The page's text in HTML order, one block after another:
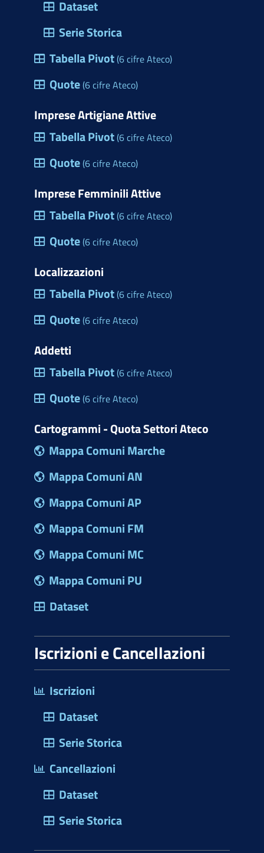
Dataset
Serie Storica
Tabella Pivot(6 cifre Ateco)
Quote(6 cifre Ateco)
Imprese Artigiane Attive
Tabella Pivot(6 cifre Ateco)
Quote(6 cifre Ateco)
Imprese Femminili Attive
Tabella Pivot(6 cifre Ateco)
Quote(6 cifre Ateco)
Localizzazioni
Tabella Pivot(6 cifre Ateco)
Quote(6 cifre Ateco)
Addetti
Tabella Pivot(6 cifre Ateco)
Quote(6 cifre Ateco)
Cartogrammi - Quota Settori Ateco
Mappa Comuni Marche
Mappa Comuni AN
Mappa Comuni AP
Mappa Comuni FM
Mappa Comuni MC
Mappa Comuni PU
Dataset
Iscrizioni e Cancellazioni
Iscrizioni
Dataset
Serie Storica
Cancellazioni
Dataset
Serie Storica